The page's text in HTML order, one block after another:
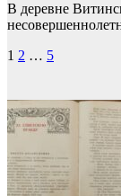
В деревне
Пагинация
1 2 … 5